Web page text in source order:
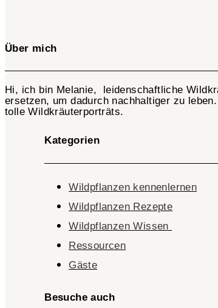
Über mich
Hi, ich bin Melanie, leidenschaftliche
ersetzen, um dadurch nachhaltiger zu
tolle Wildkräuterporträts.
Kategorien
Wildpflanzen kennenlernen
Wildpflanzen Rezepte
Wildpflanzen Wissen ​
Ressourcen
Gäste
Besuche auch